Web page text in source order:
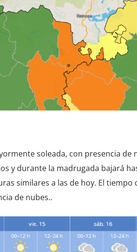
soleada, con presencia de
y durante la madrugada bajará
similares a las de hoy. El
de nubes..